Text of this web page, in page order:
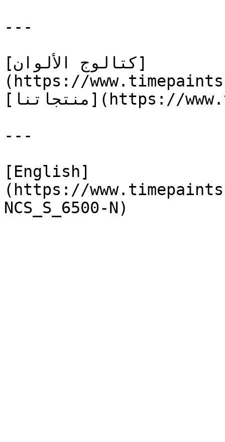
---
[كتالوج الألوان]
(https://
[منتجاتنا](https://www.timepaints.com/ar/products)
---
[English]
(https://
NCS_S_6500-N)